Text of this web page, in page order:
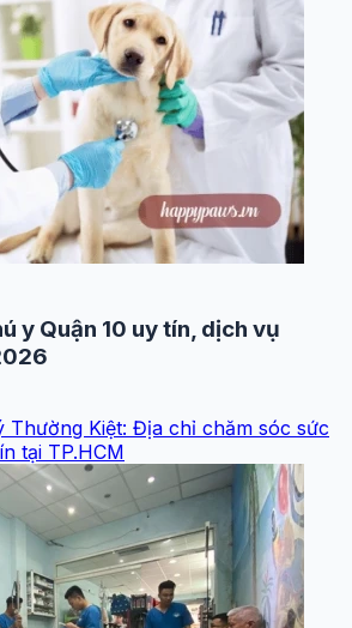
y Quận 10 uy tín, dịch vụ
Thường Kiệt: Địa chỉ chăm sóc sức
tại TP.HCM